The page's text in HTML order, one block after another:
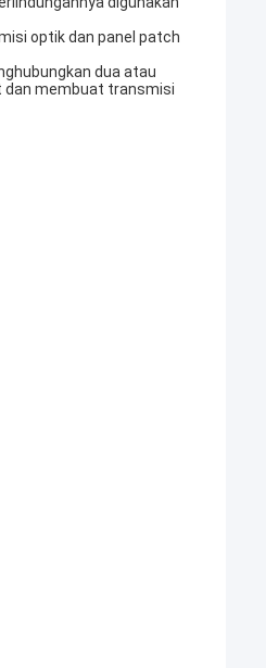
optik dan panel patch
dua atau
dan membuat transmisi